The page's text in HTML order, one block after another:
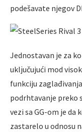
podešavate njegov
Jednostavan je za
uklјučujući mod
funkciju
podrhtavanje preko
vezi sa GG-om je
zastarelo u odnosu